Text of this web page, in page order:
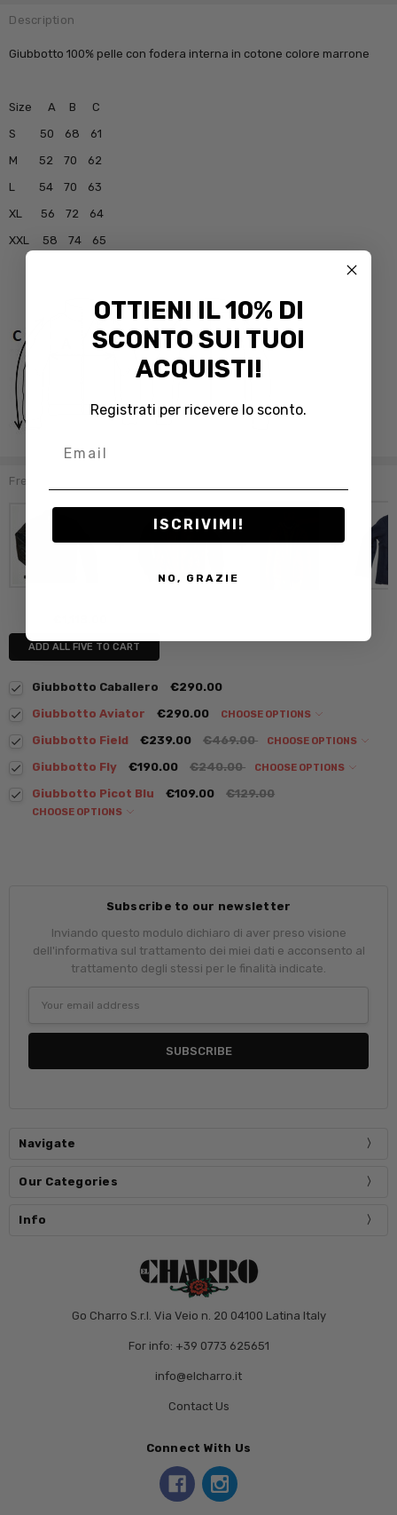
Description
Giubbotto 100% pelle con fodera interna in cotone colore marrone
Size A B C
S 50 68 61
M 52 70 62
L 54 70 63
XL 56 72 64
XXL 58 74 65
Frequently Bought Together:
ADD ALL FIVE TO CART
Giubbotto Caballero
€290.00
Giubbotto Aviator
€290.00 CHOOSE OPTIONS
Giubbotto Field €239.00 €469.00 CHOOSE OPTIONS
Giubbotto Fly €190.00 €240.00 CHOOSE OPTIONS
Giubbotto Picot Blu €109.00 €129.00
CHOOSE OPTIONS
Subscribe to our newsletter
Inviando questo modulo dichiaro di aver preso visione
dell'informativa sul trattamento dei miei dati e acconsento al
trattamento degli stessi per le finalità indicate.
Address
Navigate
Our Categories
Info
Go Charro S.r.l. Via Veio n. 20 04100 Latina Italy
For info: +39 0773 625651
info@elcharro.it
Contact Us
Connect With Us
OTTIENI IL 10% DI
SCONTO SUI TUOI
ACQUISTI!
Registrati per ricevere lo sconto.
ISCRIVIMI!
NO, GRAZIE